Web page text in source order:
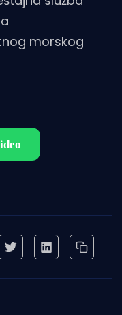
morskog